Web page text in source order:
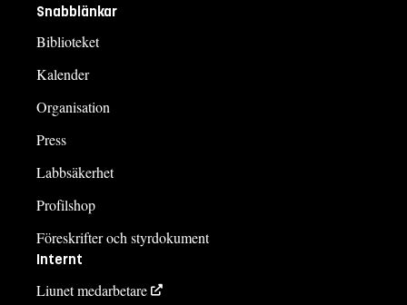
Snabblänkar
Biblioteket
Kalender
Organisation
Press
Labbsäkerhet
Profilshop
Föreskrifter och styrdokument
Internt
Liunet medarbetare